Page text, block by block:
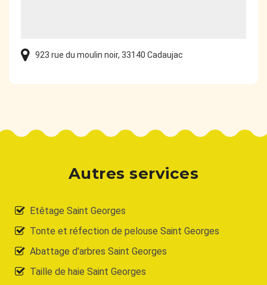
923 rue du moulin noir, 33140 Cadaujac
Autres services
Etêtage Saint Georges
Tonte et réfection de pelouse Saint Georges
Abattage d'arbres Saint Georges
Taille de haie Saint Georges